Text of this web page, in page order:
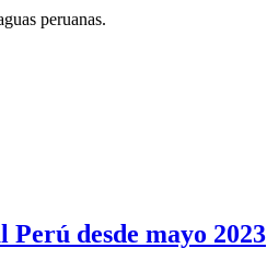
peruanas.
desde mayo 2023